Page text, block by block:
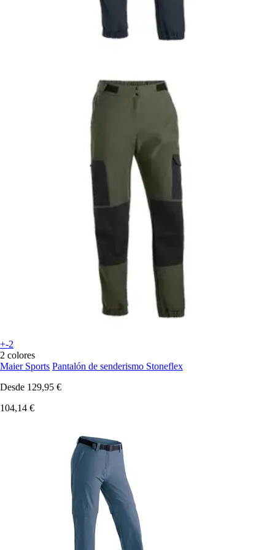
+-2
2 colores
Maier Sports Pantalón de senderismo Stoneflex
Desde 129,95 €
104,14 €